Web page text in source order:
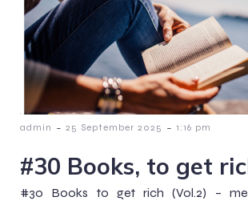
admin - 25 September 2025 - 1:16 pm
#30 Books, to get
#30 Books to get rich (Vol.2) –